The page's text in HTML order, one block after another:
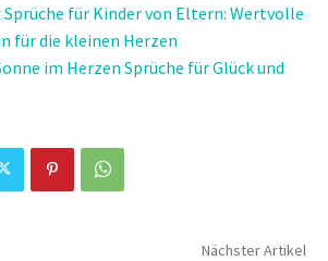
für Kinder von Eltern: Wertvolle
für die kleinen Herzen
im Herzen Sprüche für Glück und
Nächster Artikel